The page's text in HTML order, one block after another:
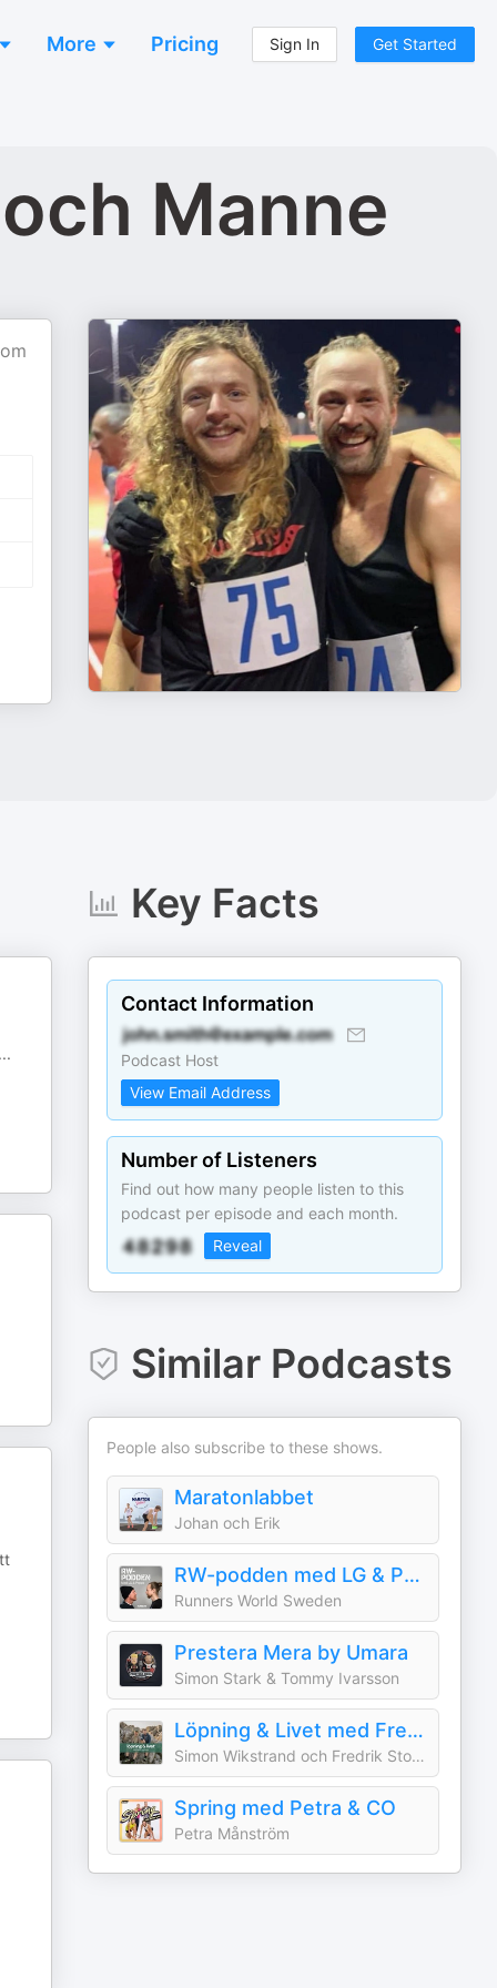
More Pricing Sign In Get Started
Manne
Key Facts
Contact Information
Podcast Host
View Email Address
Number of Listeners
Find out how many people listen to this
podcast per episode and each month.
Reveal
Similar Podcasts
People also subscribe to these shows.
Maratonlabbet
Johan och Erik
RW-podden med LG & Peppe
Runners World Sweden
Prestera Mera by Umara
Simon Stark & Tommy Ivarsson
Löpning & Livet med Fredrik och Simon
Simon Wikstrand och Fredrik Stoltz
Spring med Petra & CO
Petra Månström